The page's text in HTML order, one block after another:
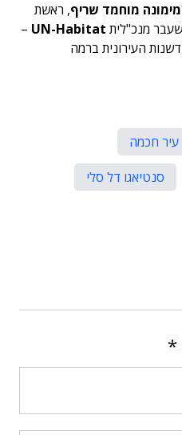
מימונה מוחמד שריף, ראשת
מנכ"לית UN-Habitat
–
העירונית ברמה
עיר חכמה
סנטיאגו דל סלי
*